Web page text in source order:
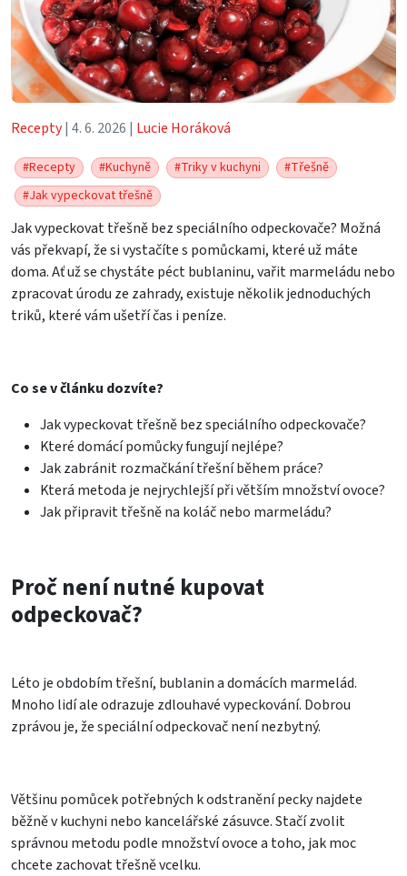
Recepty| 4. 6. 2026 | Lucie Horáková
#Recepty #Kuchyně #Triky v kuchyni
#Třešně
#Jak vypeckovat třešně
Jak vypeckovat třešně bez speciálního odpeckovače? Možná
vás překvapí, že si vystačíte s pomůckami, které už máte
doma. Ať už se chystáte péct bublaninu, vařit marmeládu nebo
zpracovat úrodu ze zahrady, existuje několik jednoduchých
triků, které vám ušetří čas i peníze.
Co se v článku dozvíte?
Jak vypeckovat třešně bez speciálního odpeckovače?
Které domácí pomůcky fungují nejlépe?
Jak zabránit rozmačkání třešní během práce?
Která metoda je nejrychlejší při větším množství ovoce?
Jak připravit třešně na koláč nebo marmeládu?
Proč není nutné kupovat
odpeckovač?
Léto je obdobím třešní, bublanin a domácích marmelád.
Mnoho lidí ale odrazuje zdlouhavé vypeckování. Dobrou
zprávou je, že speciální odpeckovač není nezbytný.
Většinu pomůcek potřebných k odstranění pecky najdete
běžně v kuchyni nebo kancelářské zásuvce. Stačí zvolit
správnou metodu podle množství ovoce a toho, jak moc
chcete zachovat třešně vcelku.